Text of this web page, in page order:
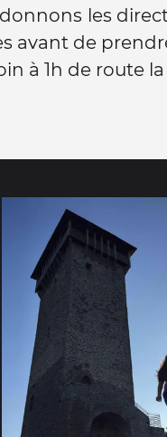
les
avant de
à 1h de route